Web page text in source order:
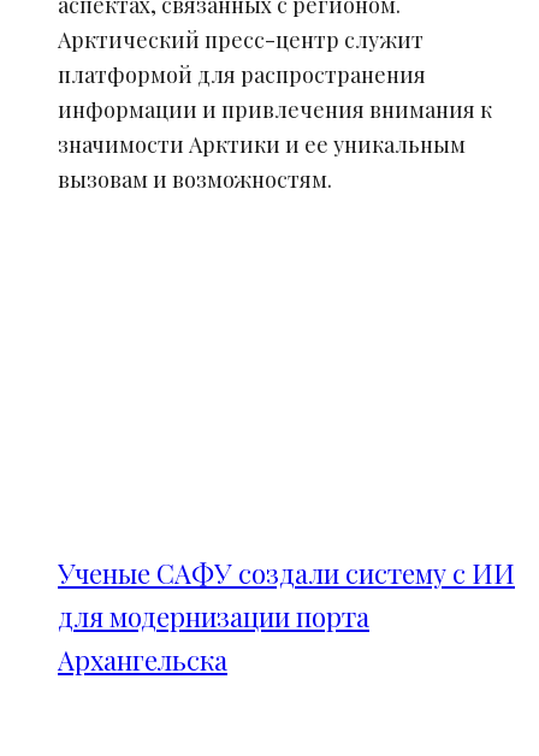
Арктический пресс-центр служит
платформой для распространения
информации и привлечения внимания к
значимости Арктики и ее уникальным
вызовам и возможностям.
Ученые САФУ создали систему с ИИ
для модернизации порта
Архангельска